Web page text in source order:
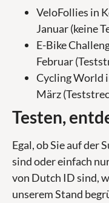
VeloFollies in
Januar (keine
E-Bike
Februar
Cycling World
März
Testen,
Egal, ob Sie auf der
sind oder einfach
von Dutch ID sind,
unserem Stand